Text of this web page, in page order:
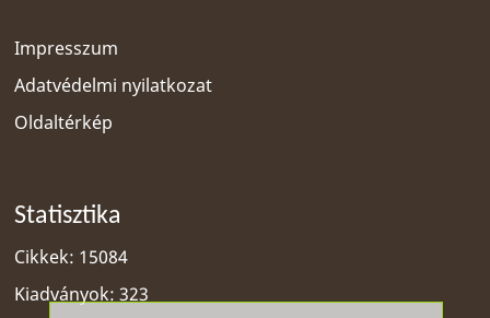
Impresszum
Adatvédelmi nyilatkozat
Oldaltérkép
Statisztika
Cikkek: 15084
Kiadványok: 323